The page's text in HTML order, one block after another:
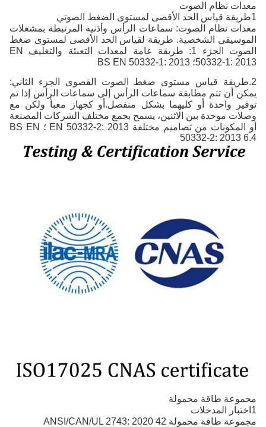
معدات نظام الصوت
1طريقة قياس الحد الأقصى لمستوى الضغط الصوتي
معدات نظام الصوت: سماعات الرأس وأذنيه المرتبطة بمشغلات
الموسيقى الشخصية. طريقة لقياس الحد الأقصى لمستوى ضغط
الصوت الجزء 1: طريقة عامة لمعدات التعبئة والتغليف EN
50332-1: 2013؛ BS EN 50332-1: 2013
2.طريقة قياس مستوى ضغط الصوت القصوى الجزء الثاني:
يمكن أن تتم مطابقة سماعات الرأس إلى سماعات الرأس إذا تم
توفير واحدة أو كليهما بشكل منفصل.أو كجهاز معبأ ولكن مع
وصلات موحدة بين الاثنين، يسمح بجمع مختلف الشركات المصنعة
أو المكونات من تصاميم مختلفة EN 50332-2: 2013 ؛ BS EN
50332-2: 2013 6.4
مجموعة طاقة محمولة
1اختبار المدخلات
مجموعة طاقة محمولة ANSI/CAN/UL 2743: 2020 42